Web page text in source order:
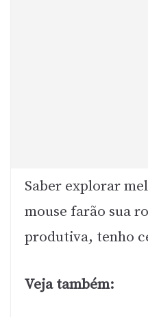
Saber explorar
mouse farão sua
produtiva, tenho
Veja também: